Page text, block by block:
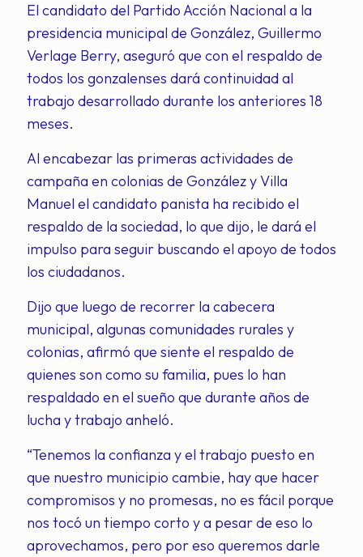
El candidato del Partido Acción Nacional a la
presidencia municipal de González, Guillermo
Verlage Berry, aseguró que con el respaldo de
todos los gonzalenses dará continuidad al
trabajo desarrollado durante los anteriores 18
meses.
Al encabezar las primeras actividades de
campaña en colonias de González y Villa
Manuel el candidato panista ha recibido el
respaldo de la sociedad, lo que dijo, le dará el
impulso para seguir buscando el apoyo de todos
los ciudadanos.
Dijo que luego de recorrer la cabecera
municipal, algunas comunidades rurales y
colonias, afirmó que siente el respaldo de
quienes son como su familia, pues lo han
respaldado en el sueño que durante años de
lucha y trabajo anheló.
“Tenemos la confianza y el trabajo puesto en
que nuestro municipio cambie, hay que hacer
compromisos y no promesas, no es fácil porque
nos tocó un tiempo corto y a pesar de eso lo
aprovechamos, pero por eso queremos darle